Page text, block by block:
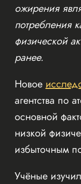
ожирения
потребления
физической
ранее.
Новое
агентства по
основной
низкой
избыточным
Учёные